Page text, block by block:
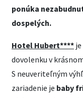
ponúka
dospelých.
Hotel Hubert****
dovolenku v
S neuveriteľným
zariadenie je baby